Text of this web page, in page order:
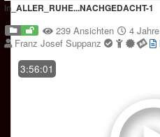
In_ALLER_RUHE...NACHGEDACHT-1
239 Ansichten
4
Franz Josef Suppanz
3:56:01